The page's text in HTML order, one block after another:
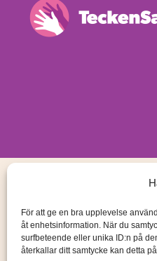
För att ge en bra upplevelse
åt enhetsinformation. När du
surfbeteende eller unika ID:n på
återkallar ditt samtycke kan detta